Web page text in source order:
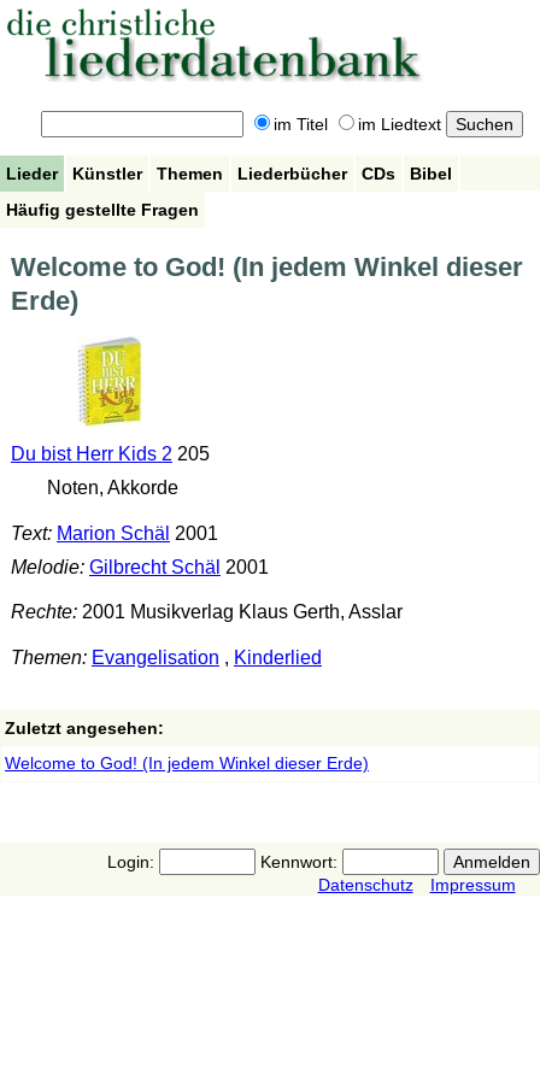
im Titel im Liedtext
Lieder Künstler Themen Liederbücher CDs
Bibel
Häufig gestellte Fragen
Welcome to God! (In jedem Winkel dieser
Erde)
Du bist Herr Kids 2 205
Noten, Akkorde
Text: Marion Schäl 2001
Melodie: Gilbrecht Schäl 2001
Rechte:2001 Musikverlag Klaus Gerth, Asslar
Themen: Evangelisation , Kinderlied
Zuletzt angesehen:
Welcome to God! (In jedem Winkel dieser Erde)
Login:
Kennwort:
Datenschutz
Impressum